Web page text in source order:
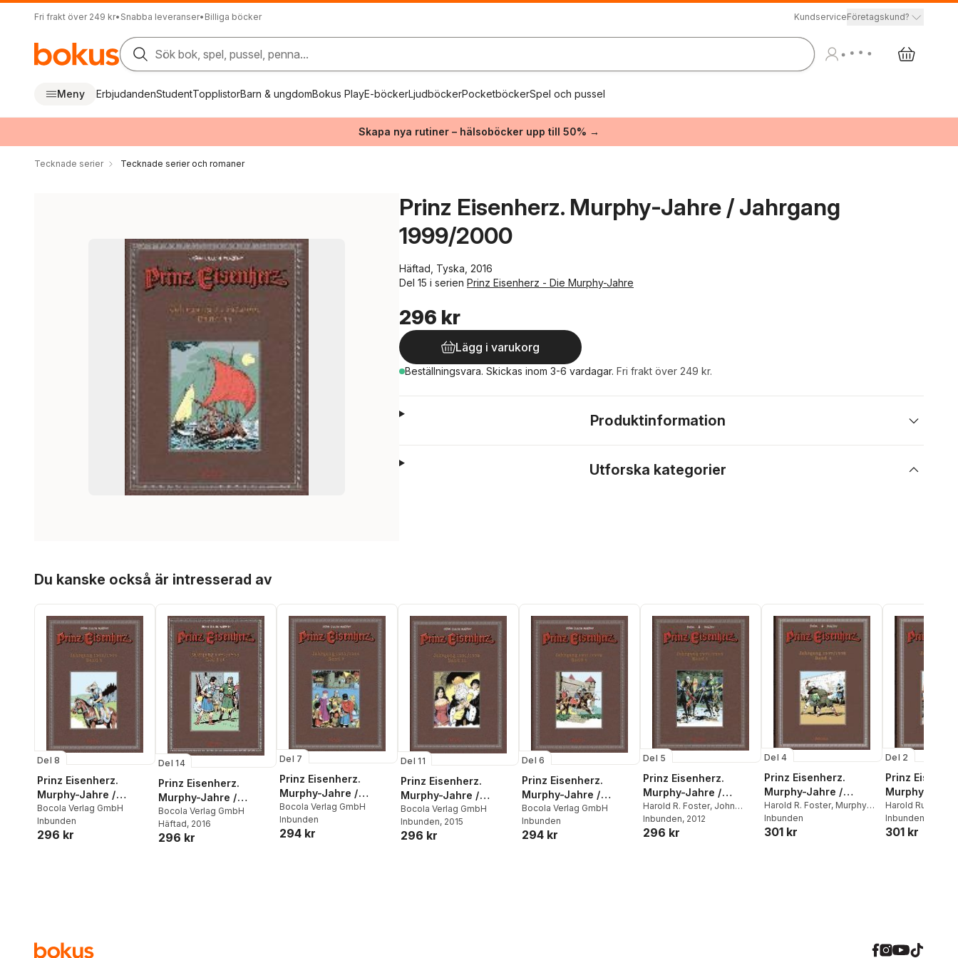
Fri frakt över 249 kr• Snabba leveranser• Billiga böcker KundserviceFöretagskund?
Sök bok, spel, pussel, penna...
Meny ErbjudandenStudentTopplistorBarn & ungdomBokus PlayE-böckerLjudböckerPocketböckerSpel och pussel
Skapa nya rutiner – hälsoböcker upp till 50% →
Tecknade serier Tecknade serier och romaner
Prinz Eisenherz. Murphy-Jahre / Jahrgang
1999/2000
Häftad, Tyska, 2016
Del 15 i serien Prinz Eisenherz - Die Murphy-Jahre
296 kr
Lägg i varukorg
Beställningsvara. Skickas inom 3-6 vardagar. Fri frakt över 249 kr.
Produktinformation
Utforska kategorier
Du kanske också är intresserad av
Del 8
Prinz Eisenherz.
Murphy-Jahre /
Jahrgang 1985/1986
Bocola Verlag GmbH
Inbunden
296 kr
Del 14
Prinz Eisenherz.
Murphy-Jahre /
Jahrgang 1997/1998
Bocola Verlag GmbH
Häftad, 2016
296 kr
Del 7
Prinz Eisenherz.
Murphy-Jahre /
Jahrgang 1983/1984
Bocola Verlag GmbH
Inbunden
294 kr
Del 11
Prinz Eisenherz.
Murphy-Jahre /
Jahrgang 1991/1992
Bocola Verlag GmbH
Inbunden, 2015
296 kr
Del 6
Prinz Eisenherz.
Murphy-Jahre /
Jahrgang 1981/1982
Bocola Verlag GmbH
Inbunden
294 kr
Del 5
Prinz Eisenherz.
Murphy-Jahre /
Jahrgang 1979/1980
Harold R. Foster, John
Murphy
Inbunden, 2012
296 kr
Del 4
Prinz Eisenherz.
Murphy-Jahre /
Jahrgang 1977/1978
Harold R. Foster, Murphy
John C.
Inbunden
301 kr
Del 2
Prinz
Murphy-
Jahrgang
Harold Rudolph
John Cullen
Inbunden
301 kr